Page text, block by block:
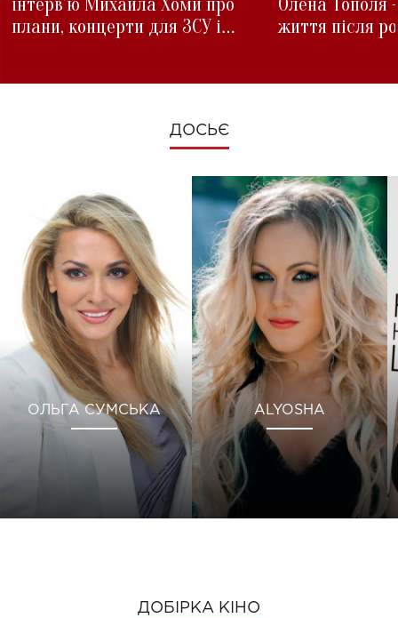
інтерв'ю Михайла Хоми про
плани, концерти для ЗСУ і
Олена Тополя
життя після
ДОСЬЄ
ОЛЬГА СУМСЬКА ALYOSHA
ДОБІРКА КІНО